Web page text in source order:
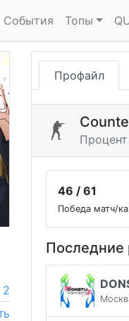
События Топы
2
Профайл
46 / 61
Победа матч/
Последние